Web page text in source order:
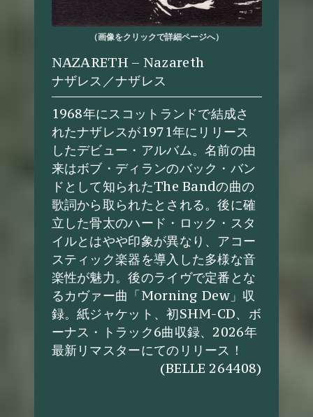
（画像をクリックで詳細ページへ）
NAZARETH – Nazareth
ナザレス／ナザレス
1968年にスコットランドで結成さ
れたナザレスが1971年にリリース
したデビュー・アルバム。名前の由
来はボブ・ディランのバック・バン
ドとして知られたThe Bandの曲の
歌詞から取られたとされる。後に確
立した骨太のハード・ロック・スタ
イルとはやや印象が異なり、アコー
スティック楽器を導入した多様な音
楽性が魅力。後のライヴで定番とな
るカヴァー曲「Morning Dew」収
録。紙ジャケット、初SHM-CD、ボ
ーナス・トラック6曲収録、2026年
最新リマスターにてのリリース！
(BELLE 264408)